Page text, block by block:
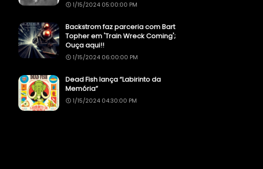
1/15/2024 05:00:00 PM
Backstrom faz parceria com Bart
Topher em 'Train Wreck Coming';
Ouça aqui!!
1/15/2024 06:00:00 PM
Dead Fish lança “Labirinto da
Memória”
1/15/2024 04:30:00 PM